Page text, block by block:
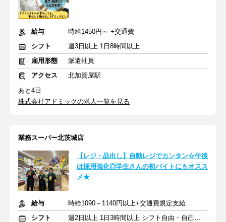
給与
時給1450円～ +交通費
シフト
週3日以上 1日8時間以上
雇用形態
派遣社員
アクセス
北加賀屋駅
あと4日
株式会社アドミックの求人一覧を見る
業務スーパー北茨城店
【レジ・品出し】自動レジでカンタン☆午後
は採用強化◎学生さんの初バイトにもオスス
メ★
給与
時給1090～1140円以上+交通費規定支給
シフト
週2日以上 1日3時間以上 シフト自由・自己申告